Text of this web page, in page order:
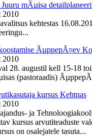
mÃµisa
2010
kehtestas
ÃµppepÃ¤ev
2010
28. augustil kell 15-18
(pastoraadis)
kursus Kehtnas
2010
ja
kursus arvutiteaduste
on osalejatele tasuta...